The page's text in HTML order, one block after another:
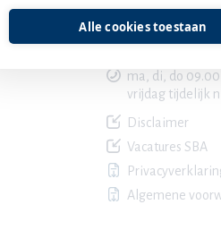
Alle cookies toestaan
ma, di, do 09.00
vrijdag tijdelijk
Disclaimer
Vacatures SBA
Algemene